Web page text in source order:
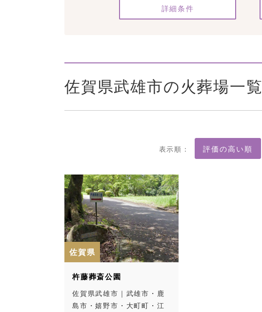
詳細条件
佐賀県武雄市の火葬場一覧
表示順：
佐賀県
杵藤葬斎公園
佐賀県武雄市｜武雄市・鹿
島市・嬉野市・大町町・江